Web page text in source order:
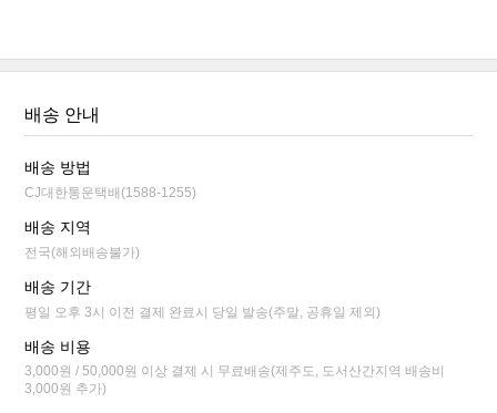
배송 안내
배송 방법
CJ대한통운택배(1588-1255)
배송 지역
전국(해외배송불가)
배송 기간
평일 오후 3시 이전 결제 완료시 당일 발송(주말, 공휴일 제외)
배송 비용
3,000원 / 50,000원 이상 결제 시 무료배송(제주도, 도서산간지역 배송비
3,000원 추가)